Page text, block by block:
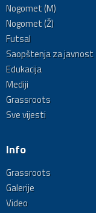
Nogomet (M)
Nogomet (Ž)
Futsal
Saopštenja za javnost
Edukacija
Mediji
Grassroots
Sve vijesti
Info
Grassroots
Galerije
Video